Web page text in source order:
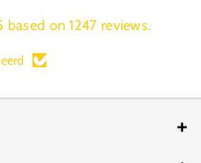
on 1247 reviews.